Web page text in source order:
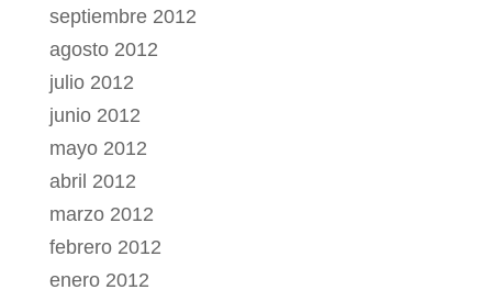
septiembre 2012
agosto 2012
julio 2012
junio 2012
mayo 2012
abril 2012
marzo 2012
febrero 2012
enero 2012